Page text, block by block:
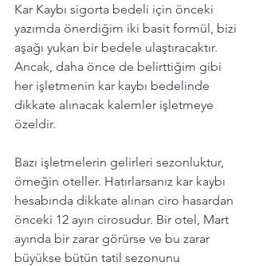
Kar Kaybı sigorta bedeli için önceki
yazımda önerdiğim iki basit formül, bizi
aşağı yukarı bir bedele ulaştıracaktır.
Ancak, daha önce de belirttiğim gibi
her işletmenin kar kaybı bedelinde
dikkate alınacak kalemler işletmeye
özeldir.
Bazı işletmelerin gelirleri sezonluktur,
örneğin oteller. Hatırlarsanız kar kaybı
hesabında dikkate alınan ciro hasardan
önceki 12 ayın cirosudur. Bir otel, Mart
ayında bir zarar görürse ve bu zarar
büyükse bütün tatil sezonunu